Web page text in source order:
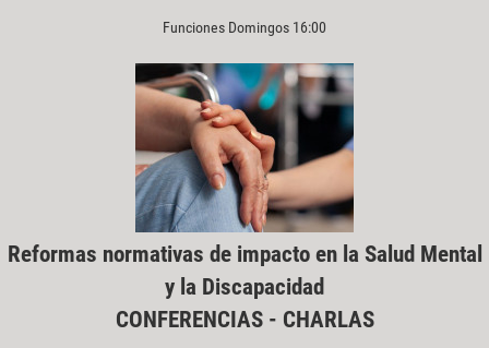
Funciones Domingos 16:00
Reformas normativas de impacto en la Salud Mental
y la Discapacidad
CONFERENCIAS - CHARLAS